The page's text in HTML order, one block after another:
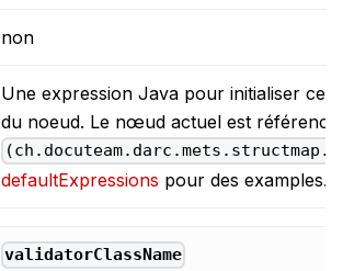
non
Une expression Java pour initialiser ce
du noeud. Le nœud actuel est référencé
defaultExpressions pour des examples.
validatorClassName